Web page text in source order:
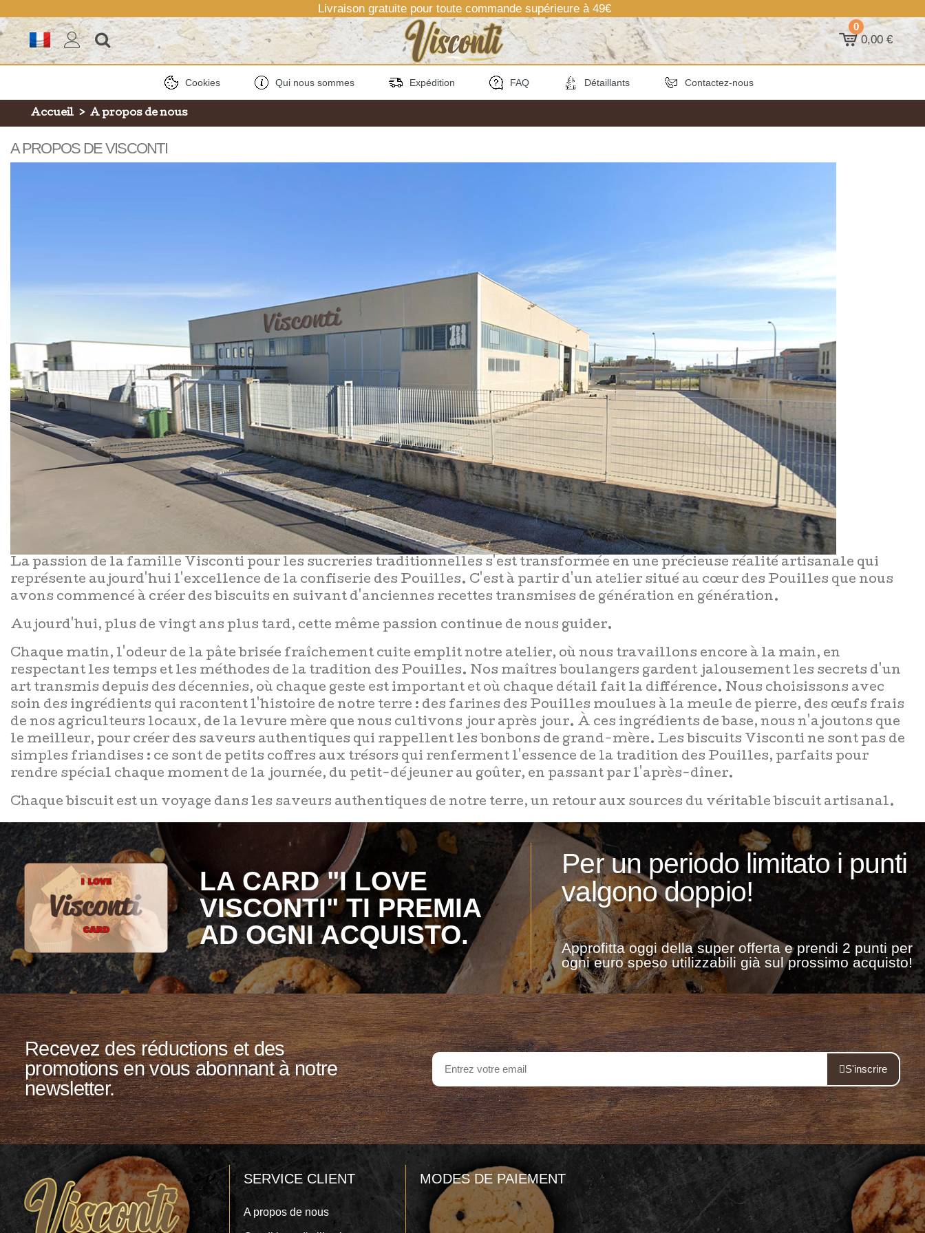
Livraison gratuite pour toute commande supérieure à 49€
0
0,00 €
Cookies Qui nous sommes Expédition FAQ Détaillants Contactez-nous
Accueil > A propos de nous
A PROPOS DE VISCONTI
La passion de la famille Visconti pour les sucreries traditionnelles s'est transformée en une précieuse réalité artisanale qui
représente aujourd'hui l'excellence de la confiserie des Pouilles. C'est à partir d'un atelier situé au cœur des Pouilles que nous
avons commencé à créer des biscuits en suivant d'anciennes recettes transmises de génération en génération.
Aujourd'hui, plus de vingt ans plus tard, cette même passion continue de nous guider.
Chaque matin, l'odeur de la pâte brisée fraîchement cuite emplit notre atelier, où nous travaillons encore à la main, en
respectant les temps et les méthodes de la tradition des Pouilles. Nos maîtres boulangers gardent jalousement les secrets d'un
art transmis depuis des décennies, où chaque geste est important et où chaque détail fait la différence. Nous choisissons avec
soin des ingrédients qui racontent l'histoire de notre terre : des farines des Pouilles moulues à la meule de pierre, des œufs frais
de nos agriculteurs locaux, de la levure mère que nous cultivons jour après jour. À ces ingrédients de base, nous n'ajoutons que
le meilleur, pour créer des saveurs authentiques qui rappellent les bonbons de grand-mère. Les biscuits Visconti ne sont pas de
simples friandises : ce sont de petits coffres aux trésors qui renferment l'essence de la tradition des Pouilles, parfaits pour
rendre spécial chaque moment de la journée, du petit-déjeuner au goûter, en passant par l'après-dîner.
Chaque biscuit est un voyage dans les saveurs authentiques de notre terre, un retour aux sources du véritable biscuit artisanal.
LA CARD "I LOVE
VISCONTI" TI PREMIA
AD OGNI ACQUISTO.
Per un periodo limitato i punti
valgono doppio!
Approfitta oggi della super offerta e prendi 2 punti per
ogni euro speso utilizzabili già sul prossimo acquisto!
Recevez des réductions et des
promotions en vous abonnant à notre
newsletter.
S'inscrire
SERVICE CLIENT
A propos de nous
MODES DE PAIEMENT